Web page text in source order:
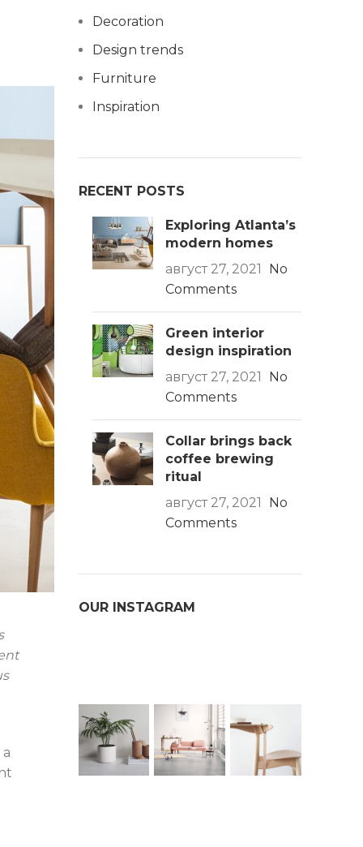
Decoration
Design trends
Furniture
Inspiration
RECENT POSTS
Exploring Atlanta’s
modern homes
август 27, 2021
No
Comments
Green interior
design inspiration
август 27, 2021
No
Comments
Collar brings back
coffee brewing
ritual
август 27, 2021
No
Comments
OUR INSTAGRAM